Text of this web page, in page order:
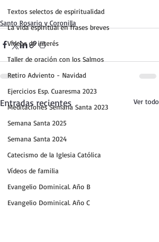
Textos selectos de espiritualidad
La vida espiritual en frases breves
Vídeos de interés
Taller de oración con los Salmos
Retiro Adviento - Navidad
Ejercicios Esp. Cuaresma 2023
Meditaciones Semana Santa 2023
Semana Santa 2025
Semana Santa 2024
Catecismo de la Iglesia Católica
Vídeos de familia
Evangelio Dominical. Año B
Evangelio Dominical. Año C
Santo Rosario y Coronilla
Entradas recientes Ver todo